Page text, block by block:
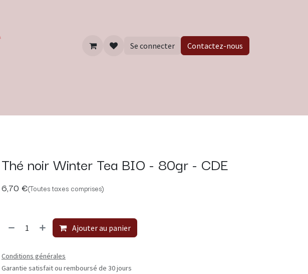
Se connecter Contactez-nous
Thé noir Winter Tea BIO - 80gr - CDE
6,70 €(Toutes taxes comprises)
Ajouter au panier
Conditions générales
Garantie satisfait ou remboursé de 30 jours